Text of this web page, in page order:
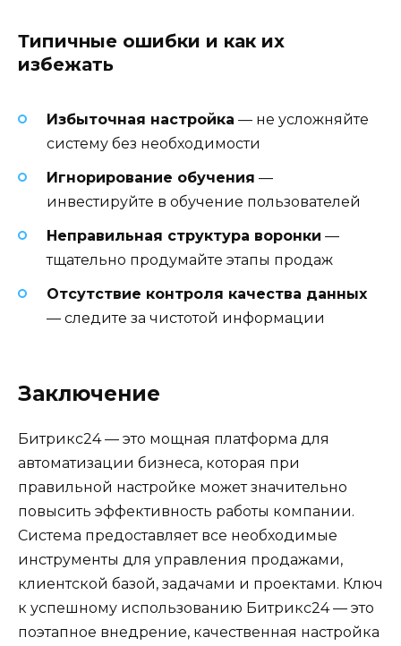
Типичные ошибки и как их
избежать
Избыточная настройка — не усложняйте
систему без необходимости
Игнорирование обучения —
инвестируйте в обучение пользователей
Неправильная структура воронки —
тщательно продумайте этапы продаж
Отсутствие контроля качества данных
— следите за чистотой информации
Заключение
Битрикс24 — это мощная платформа для
автоматизации бизнеса, которая при
правильной настройке может значительно
повысить эффективность работы компании.
Система предоставляет все необходимые
инструменты для управления продажами,
клиентской базой, задачами и проектами. Ключ
к успешному использованию Битрикс24 — это
поэтапное внедрение, качественная настройка